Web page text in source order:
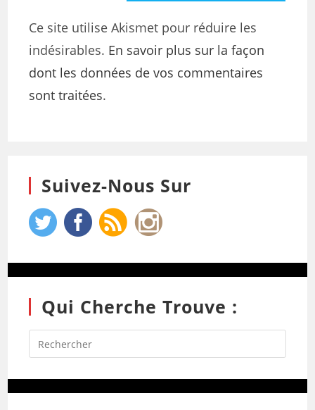
Ce site utilise Akismet pour réduire les
indésirables. En savoir plus sur la façon
dont les données de vos commentaires
sont traitées.
Suivez-Nous Sur
Qui Cherche Trouve :